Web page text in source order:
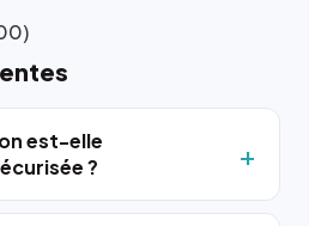
est-elle
?